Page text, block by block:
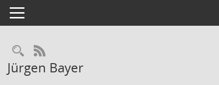
Toggle navigation
Rechercheauswahl
RSS-Feed
Jürgen Bayer